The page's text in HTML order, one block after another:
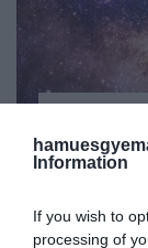
Information
If you wish to
processing of
Egy új
HAMU ÉS